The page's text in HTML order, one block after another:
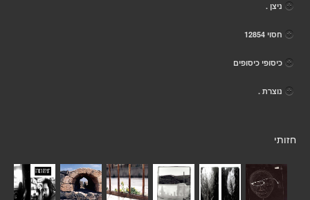
ניצן .
חסוי 12854
כיסופי כיסופים
נוצרת .
חזותי